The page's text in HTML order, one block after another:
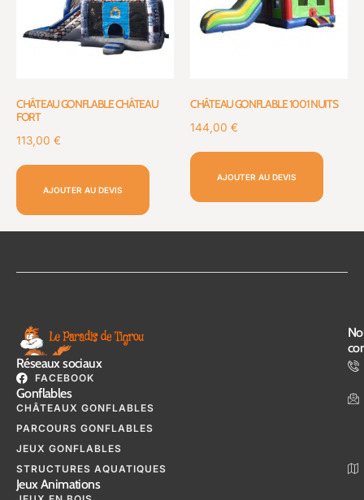
CHÂTEAU GONFLABLE CHÂTEAU
FORT
113,00 €
AJOUTER AU DEVIS
CHÂTEAU GONFLABLE 1001 NUITS
144,00 €
AJOUTER AU DEVIS
Réseaux sociaux
FACEBOOK
Gonflables
CHÂTEAUX GONFLABLES
PARCOURS GONFLABLES
JEUX GONFLABLES
STRUCTURES AQUATIQUES
Jeux Animations